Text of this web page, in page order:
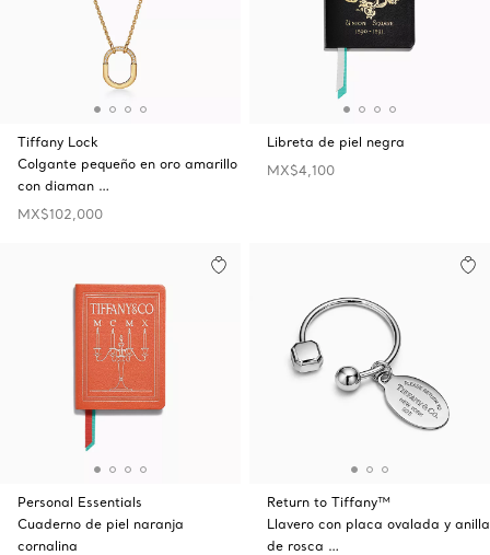
Tiffany Lock
Colgante pequeño en oro amarillo
con diaman …
MX$102,000
Libreta de piel negra
MX$4,100
Personal Essentials
Cuaderno de piel naranja
cornalina
Return to Tiffany™
Llavero con placa ovalada y anilla
de rosca …